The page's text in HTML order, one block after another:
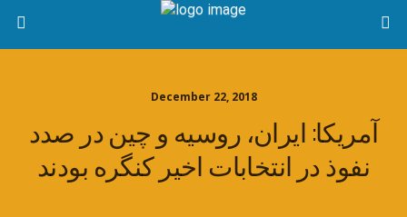
December 22, 2018
آمریکا: ایران، روسیه و چین در صدد
نفوذ در انتخابات اخیر کنگره بودند